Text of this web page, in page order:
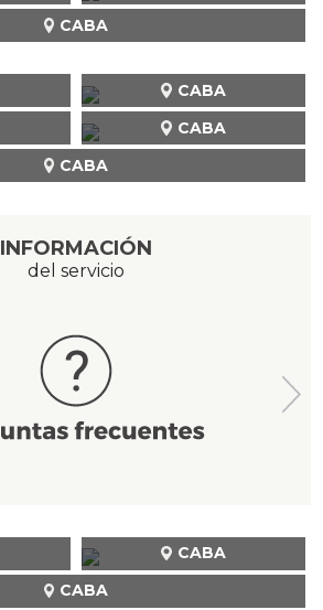
CABA
CABA
CABA
CABA
INFORMACIÓN
del servicio
CABA
CABA